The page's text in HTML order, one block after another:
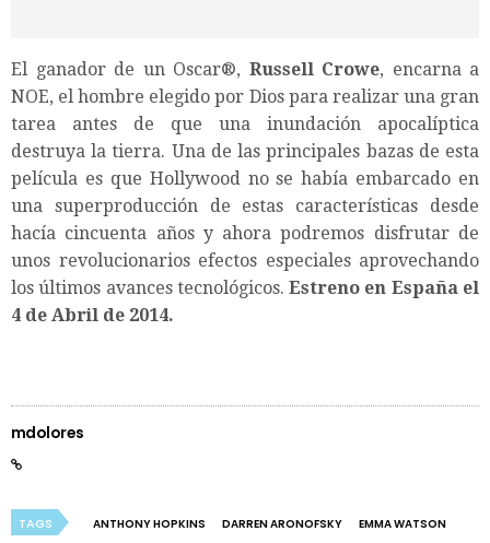
El ganador de un Oscar®, Russell Crowe, encarna a
NOE, el hombre elegido por Dios para realizar una gran
tarea antes de que una inundación apocalíptica
destruya la tierra. Una de las principales bazas de esta
película es que Hollywood no se había embarcado en
una superproducción de estas características desde
hacía cincuenta años y ahora podremos disfrutar de
unos revolucionarios efectos especiales aprovechando
los últimos avances tecnológicos.Estreno en España el
4 de Abril de 2014.
mdolores
TAGS ANTHONY HOPKINS DARREN ARONOFSKY
EMMA WATSON